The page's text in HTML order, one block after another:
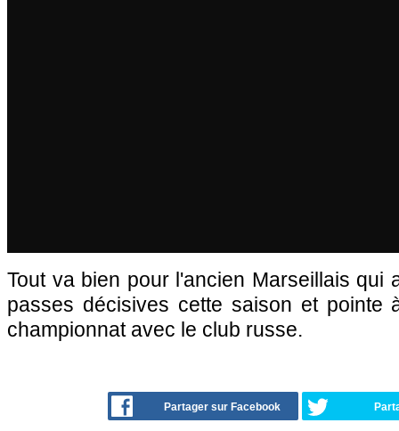
Tout va bien pour l'ancien Marseillais qui
passes décisives cette saison et pointe
championnat avec le club russe.
Partager sur Facebook